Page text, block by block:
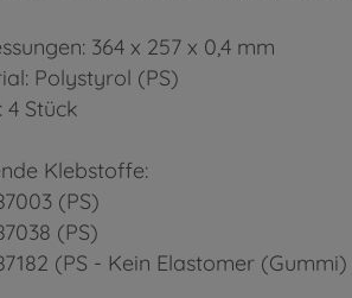
364 x 257 x 0,4 mm
Polystyrol (PS)
4 Stück
Klebstoffe:
(PS)
(PS)
(PS - Kein Elastomer (Gummi)